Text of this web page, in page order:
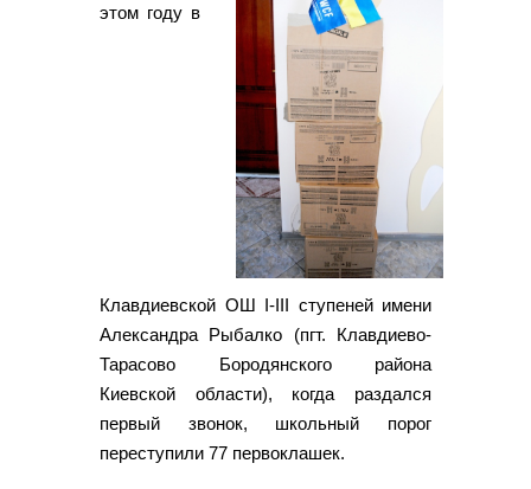
этом году в
Клавдиевской ОШ I-III ступеней имени
Александра Рыбалко (пгт. Клавдиево-
Тарасово Бородянского района
Киевской области), когда раздался
первый звонок, школьный порог
переступили 77 первоклашек.